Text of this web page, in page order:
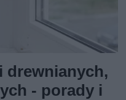
drewnianych,
- porady i